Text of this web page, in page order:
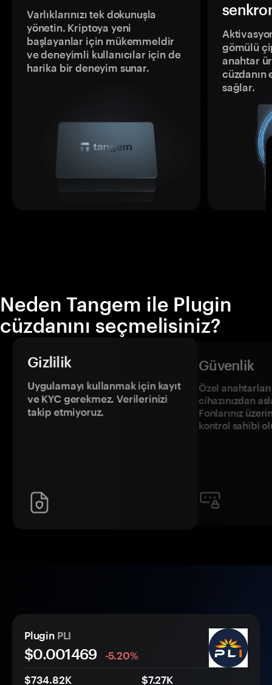
Varlıklarınızı tek dokunuşla
yönetin. Kriptoya yeni
başlayanlar için mükemmeldir
ve deneyimli kullanıcılar için de
harika bir deneyim sunar.
gömülü
anahtar
sağlar.
Neden Tangem ile Plugin
cüzdanını seçmelisiniz?
Gizlilik
Uygulamayı kullanmak için kayıt
ve KYC gerekmez. Verilerinizi
takip etmiyoruz.
Güvenlik
Özel
cihazınızdan
Fonlarınız
kontrol sahibi
Plugin PLI
$0.001469
-5.20%
$734.82K
$7.27K